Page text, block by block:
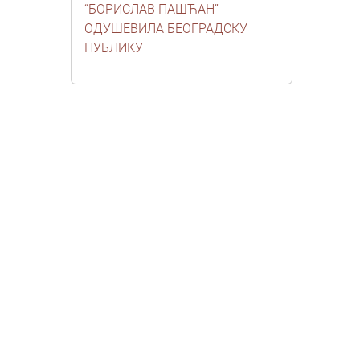
“БОРИСЛАВ ПАШЋАН”
ОДУШЕВИЛА БЕОГРАДСКУ
ПУБЛИКУ